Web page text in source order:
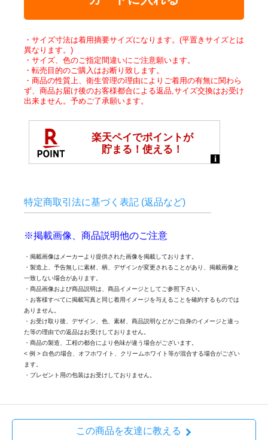
・サイズ寸法は着用摘要サイズになります。(平置きサイズとは
異なります。)
・サイズ、色のご指定間違いにご注意願います。
・転売目的のご購入はお断り致します。
・商品の性質上、衛生管理の理由によりご着用の有無に関わら
ず、商品お届け後のお客様都合による返品,サイズ交換はお受け
出来ません。予めご了承願います。
特定商取引法に基づく表記 (返品など)
※掲載画像、商品説明他のご注意
・掲載画像はメーカーより提供された画像を掲載しております。
・製造上、予告無しに素材、柄、デザインが変更されることがあり、掲載画像と
一致しない場合があります。
・商品画像および商品説明は、商品イメージとしてご参照下さい。
・お客様すべてに掲載写真と同じ着用イメージを与えることを確約するものでは
ありません。
・お受け取り後、デザイン、色、素材、商品説明などがご自身のイメージと違っ
た等の理由での返品はお受けしておりません。
・商品の製造、工程の都合により色味が違う場合がございます。
< 例 > 白色の場合、オフホワイト、クリームホワイト等が混合する場合がござい
ます。
・プレゼント用の包装はお受けしておりません。
この商品を友達に教える